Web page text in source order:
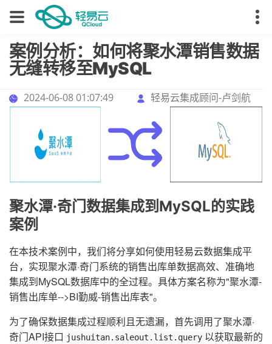
案例分析：如何将聚水潭销售数据
无缝转移至MySQL
2024-06-08 01:07:49 轻易云集成顾问-卢剑航
聚水潭·奇门数据集成到MySQL的实践
案例
在本技术案例中，我们将分享如何使用轻易云数据集成平
台，实现聚水潭·奇门系统的销售出库单数据高效、准确地
集成到MySQL数据库中的全过程。具体方案名称为"聚水潭-
销售出库单-->BI勤威-销售出库表"。
为了确保数据集成过程顺利且无遗漏，首先调用了聚水潭·
奇门API接口 jushuitan.saleout.list.query 以获取最新的